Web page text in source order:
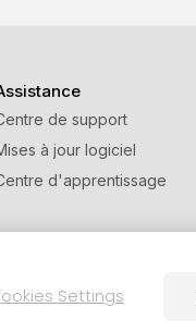
de support
à jour logiciel
d'apprentissage
Settings